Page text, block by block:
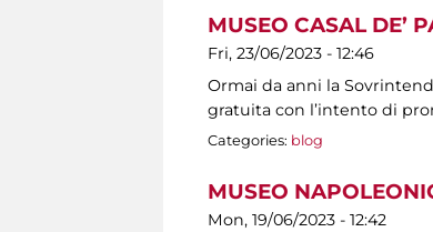
MUSEO CASAL DE’
Fri, 23/06/2023 - 12:46
Ormai da anni la
gratuita con l’intento di
Categories: blog
MUSEO
Mon, 19/06/2023 - 12:42